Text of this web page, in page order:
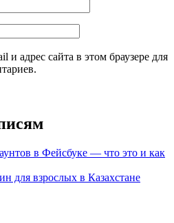
и адрес сайта в этом браузере для
в Фейсбуке — что это и как
для взрослых в Казахстане